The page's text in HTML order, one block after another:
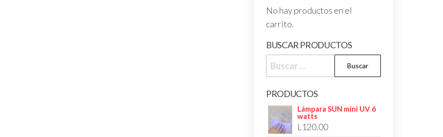
No hay productos en el
carrito.
BUSCAR PRODUCTOS
PRODUCTOS
Lámpara SUN mini UV 6
watts
L 120.00